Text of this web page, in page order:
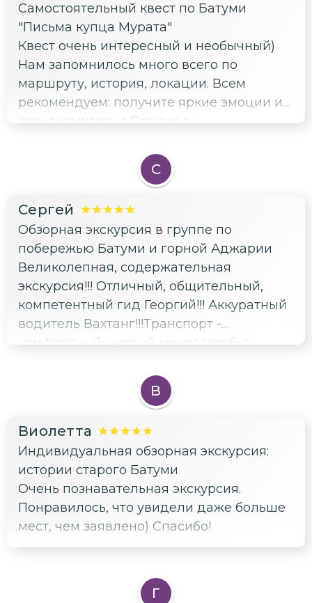
Самостоятельный квест по Батуми
"Письма купца Мурата"
Квест очень интересный и необычный)
Нам запомнилось много всего по
маршруту, история, локации. Всем
рекомендуем: получите яркие эмоции и
познакомитесь с Батуми с
С
Сергей
Обзорная экскурсия в группе по
побережью Батуми и горной Аджарии
Великолепная, содержательная
экскурсия!!! Отличный, общительный,
компетентный гид Георгий!!! Аккуратный
водитель Вахтанг!!!Транспорт -
комфортный, чистый микроавтобус
В
Виолетта
Индивидуальная обзорная экскурсия:
истории старого Батуми
Очень познавательная экскурсия.
Понравилось, что увидели даже больше
мест, чем заявлено) Спасибо!
Г